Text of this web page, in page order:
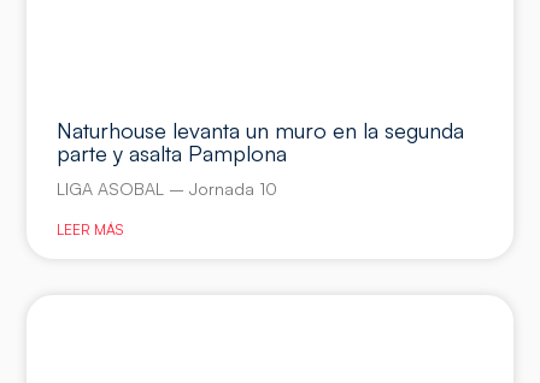
Naturhouse levanta un muro en la segunda
parte y asalta Pamplona
LIGA ASOBAL – Jornada 10
LEER MÁS